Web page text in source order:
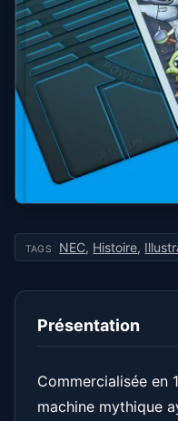
TAGS NEC, Histoire,
Présentation
Commercialisée en
machine mythique